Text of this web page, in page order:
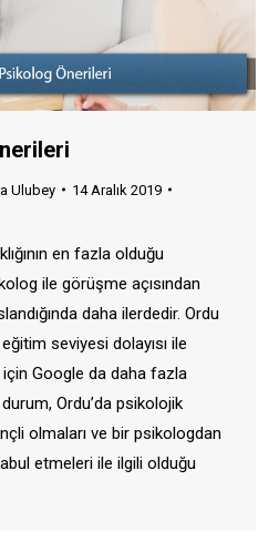
Ulubey
14 Aralık 2019
en fazla olduğu
ile görüşme açısından
daha ilerdedir. Ordu
seviyesi dolayısı ile
Google da daha fazla
Ordu’da psikolojik
olmaları ve bir psikologdan
etmeleri ile ilgili olduğu